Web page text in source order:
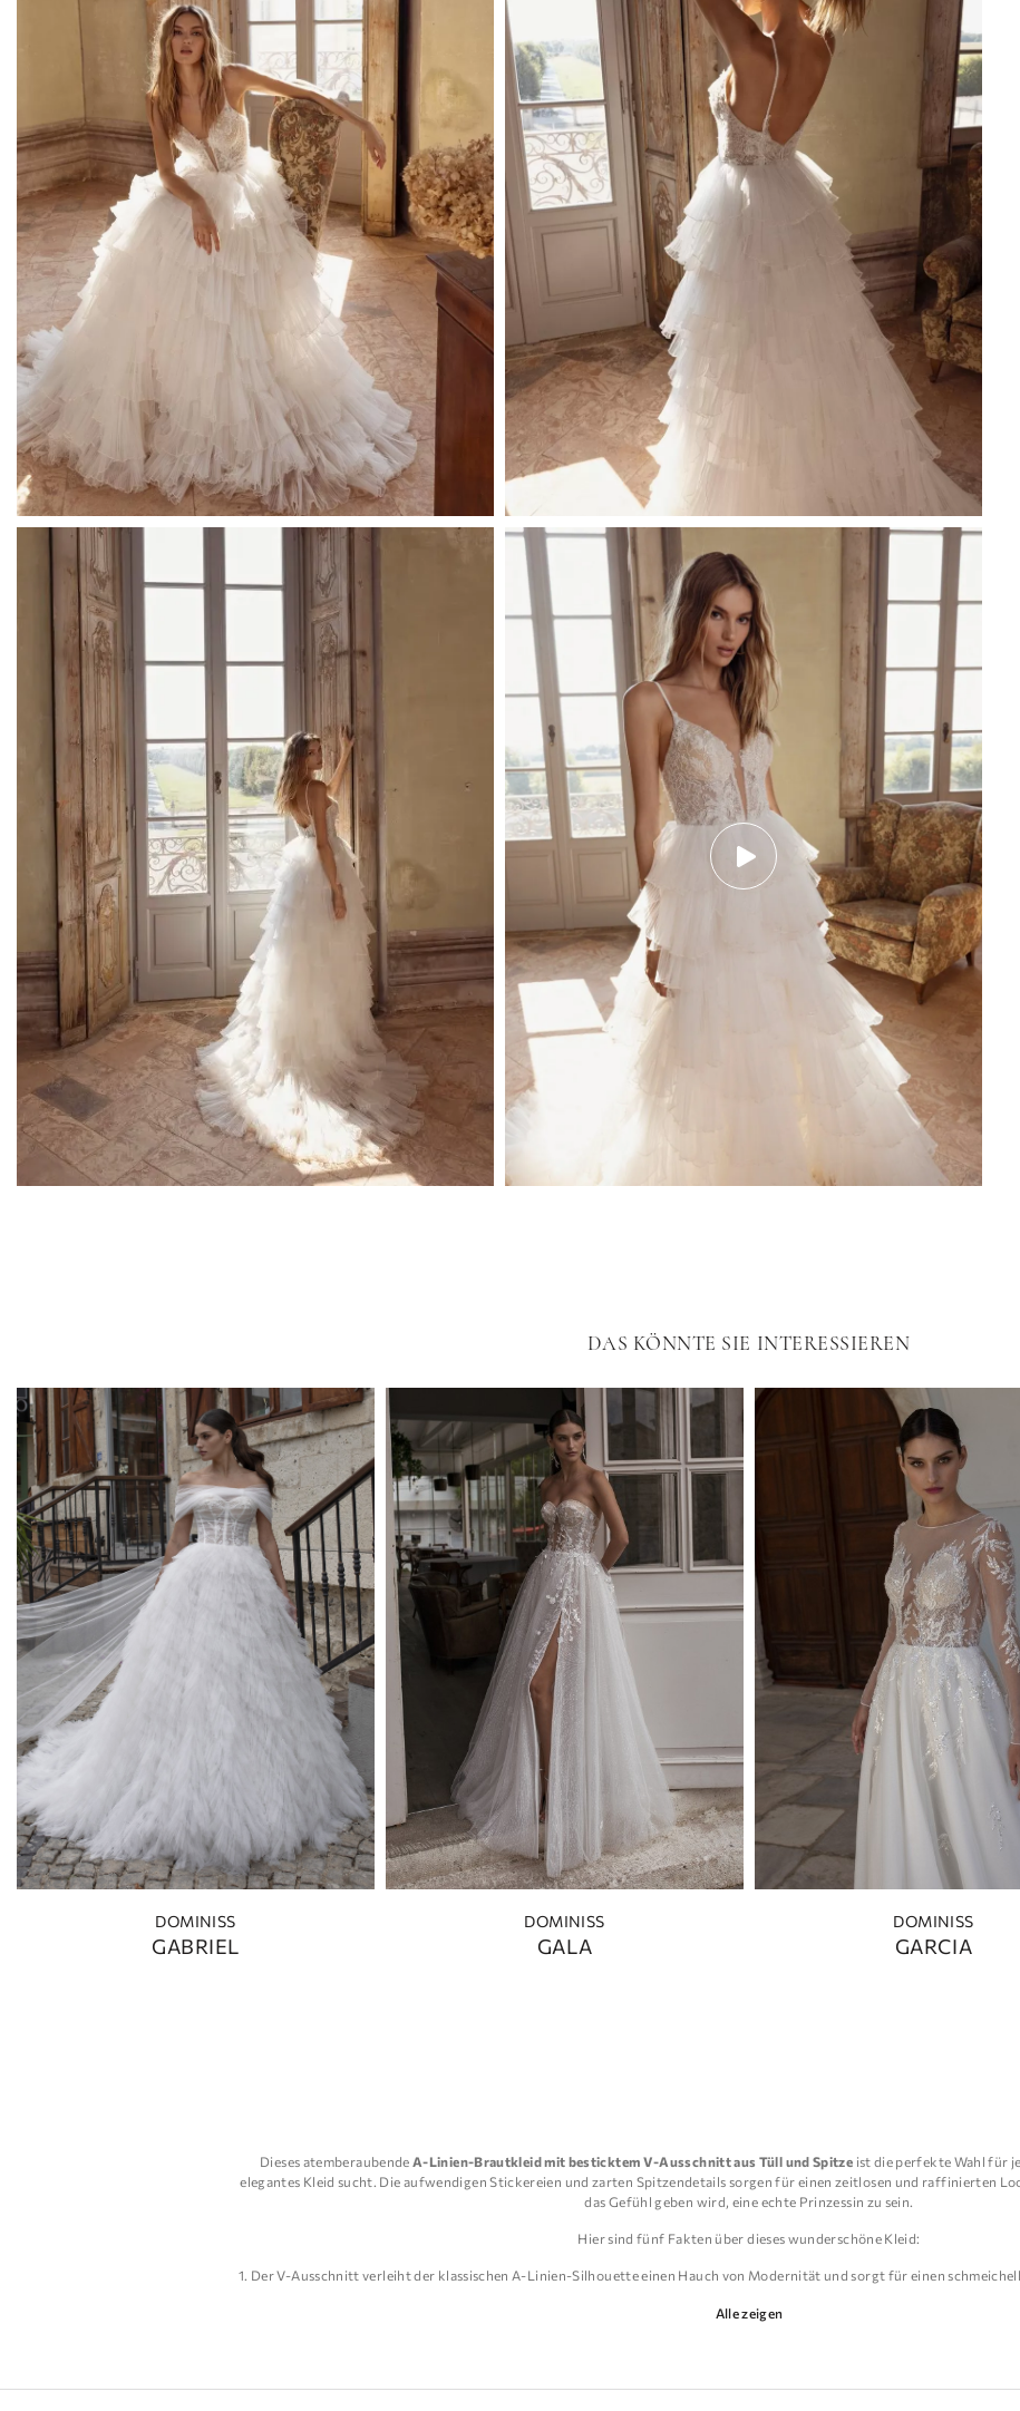
DAS KÖNNTE SIE INTERESSIEREN
DOMINISS
GABRIEL
DOMINISS
GALA
DOMINISS
GARCIA
Dieses atemberaubendeA-Linien-Brautkleid mit besticktem V-Ausschnitt aus Tüll und Spitze ist die perfekte Wahl für
elegantes Kleid sucht. Die aufwendigen Stickereien und zarten Spitzendetails sorgen für einen zeitlosen und raffinierten
das Gefühl geben wird, eine echte Prinzessin zu sein.
Hier sind fünf Fakten über dieses wunderschöne Kleid:
Der V-Ausschnitt verleiht der klassischen A-Linien-Silhouette einen Hauch von Modernität und sorgt für einen
Die Tüll- und Spitzenstoffe sind weich und leicht, sodass das Kleid den ganzen Tag über angenehm zu tragen ist.
Das Kleid hat einen weiten Rock mit Schleppe, der beim Gang zum Altar einen dramatischen und romantischen Effekt
Alle zeigen